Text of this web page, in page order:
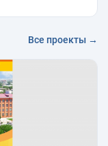
Все проекты →